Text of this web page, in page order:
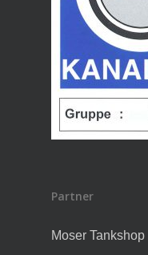
Partner
Moser Tankshop